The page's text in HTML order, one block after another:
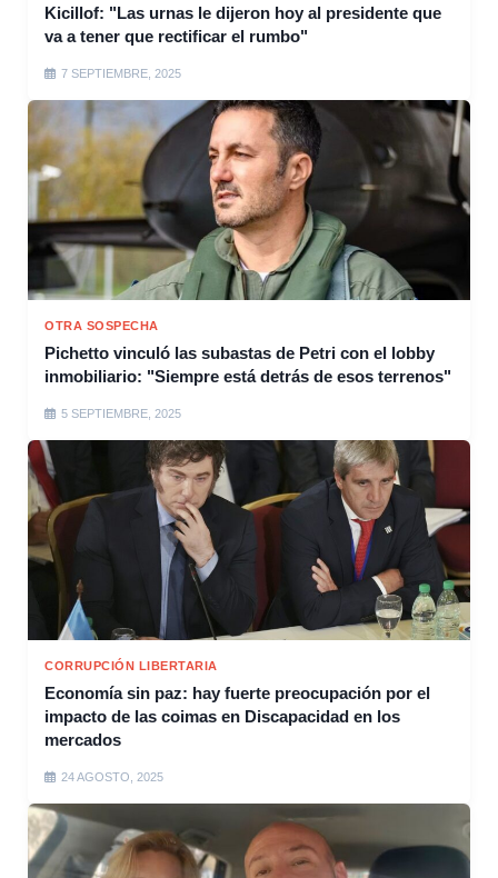
Kicillof: "Las urnas le dijeron hoy al presidente que
va a tener que rectificar el rumbo"
7 SEPTIEMBRE, 2025
OTRA SOSPECHA
Pichetto vinculó las subastas de Petri con el lobby
inmobiliario: "Siempre está detrás de esos terrenos"
5 SEPTIEMBRE, 2025
CORRUPCIÓN LIBERTARIA
Economía sin paz: hay fuerte preocupación por el
impacto de las coimas en Discapacidad en los
mercados
24 AGOSTO, 2025